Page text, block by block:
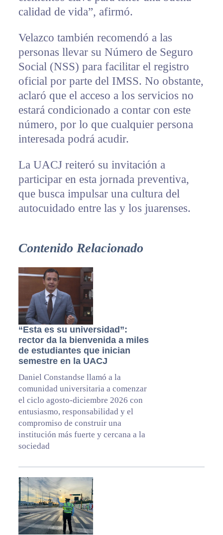
calidad de vida”, afirmó.
Velazco también recomendó a las
personas llevar su Número de Seguro
Social (NSS) para facilitar el registro
oficial por parte del IMSS. No obstante,
aclaró que el acceso a los servicios no
estará condicionado a contar con este
número, por lo que cualquier persona
interesada podrá acudir.
La UACJ reiteró su invitación a
participar en esta jornada preventiva,
que busca impulsar una cultura del
autocuidado entre las y los juarenses.
Contenido Relacionado
“Esta es su universidad”:
rector da la bienvenida a miles
de estudiantes que inician
semestre en la UACJ
Daniel Constandse llamó a la
comunidad universitaria a comenzar
el ciclo agosto-diciembre 2026 con
entusiasmo, responsabilidad y el
compromiso de construir una
institución más fuerte y cercana a la
sociedad